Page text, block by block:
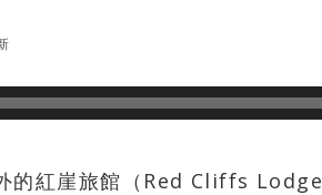
的紅崖旅館（Red Cliffs